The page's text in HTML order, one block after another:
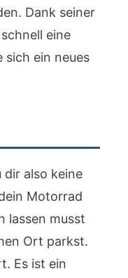
Dank seiner
eine
sich ein neues
dir also keine
Motorrad
lassen musst
Ort parkst.
Es ist ein